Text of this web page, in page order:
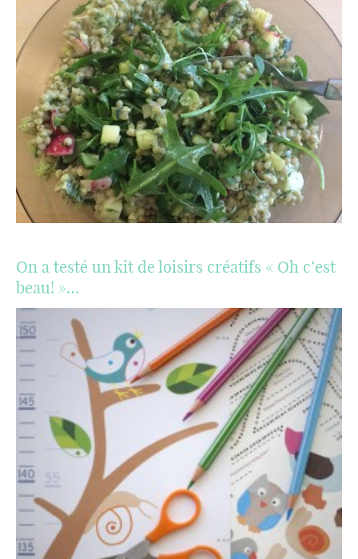
On a testé un kit de loisirs créatifs « Oh c’est
beau! »…